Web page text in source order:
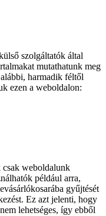
szolgáltatók által
mutathatunk meg
harmadik féltől
ezen a weboldalon:
csak weboldalunk
például arra,
gyűjtését
Ez azt jelenti, hogy
lehetséges, így ebből